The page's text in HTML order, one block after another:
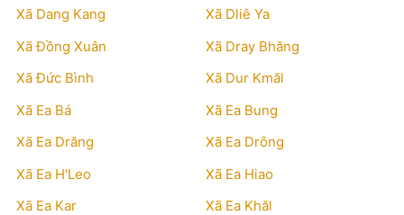
Xã Dang Kang
Xã Dliê Ya
Xã Đồng Xuân
Xã Dray Bhăng
Xã Đức Bình
Xã Dur Kmăl
Xã Ea Bá
Xã Ea Bung
Xã Ea Drăng
Xã Ea Drông
Xã Ea H'Leo
Xã Ea Hiao
Xã Ea Kar
Xã Ea Khăl